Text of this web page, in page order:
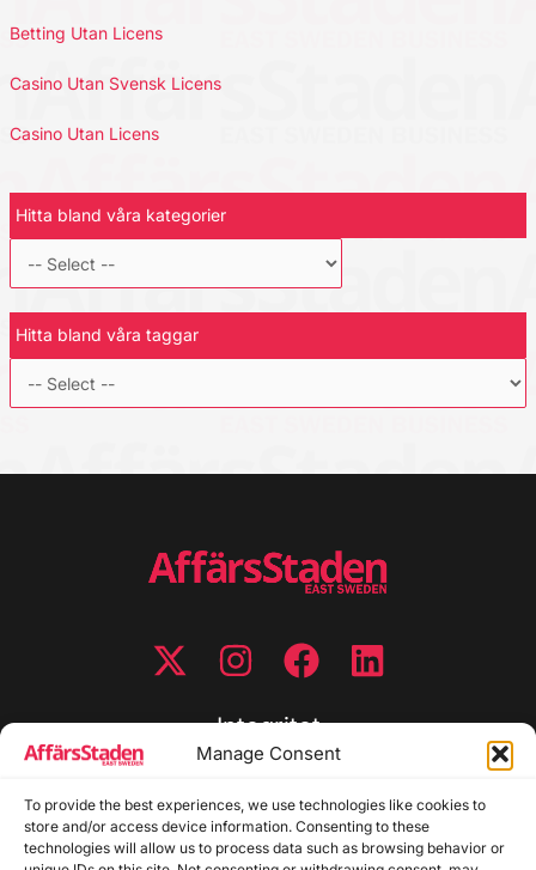
Manage Consent
To provide the best experiences, we use technologies like cookies to
store and/or access device information. Consenting to these
technologies will allow us to process data such as browsing behavior or
Betting Utan Licens
Casino Utan Svensk Licens
Casino Utan Licens
Hitta bland våra kategorier
Hitta bland våra taggar
Integritet
Cookiepolicy
Disclaimer
Redaktionell policy